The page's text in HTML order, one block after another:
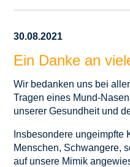
30.08.2021
Ein Danke an
Wir bedanken uns bei
Tragen eines Mund-
unserer Gesundheit und
Insbesondere ungeimpfte
Menschen, Schwangere,
auf unsere Mimik